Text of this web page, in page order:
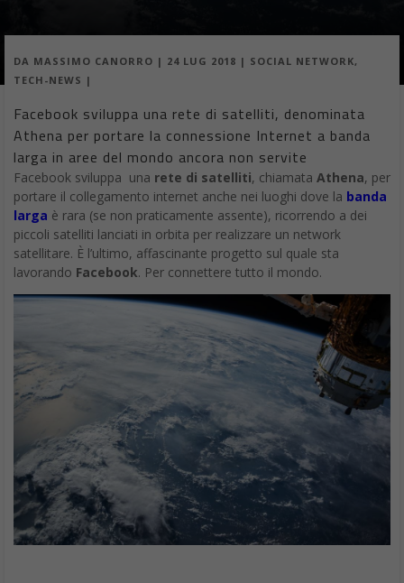
DA MASSIMO CANORRO | 24 LUG 2018 | SOCIAL NETWORK,
TECH-NEWS |
Facebook sviluppa una rete di satelliti, denominata
Athena per portare la connessione Internet a banda
larga in aree del mondo ancora non servite
Facebook sviluppa una rete di satelliti, chiamata Athena, per
portare il collegamento internet anche nei luoghi dove la banda
larga è rara (se non praticamente assente), ricorrendo a dei
piccoli satelliti lanciati in orbita per realizzare un network
satellitare. È l’ultimo, affascinante progetto sul quale sta
lavorando Facebook. Per connettere tutto il mondo.